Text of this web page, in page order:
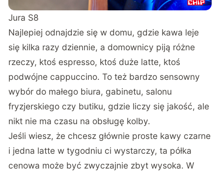
Jura S8
Najlepiej odnajdzie się w domu, gdzie kawa leje
się kilka razy dziennie, a domownicy piją różne
rzeczy, ktoś espresso, ktoś duże latte, ktoś
podwójne cappuccino. To też bardzo sensowny
wybór do małego biura, gabinetu, salonu
fryzjerskiego czy butiku, gdzie liczy się jakość, ale
nikt nie ma czasu na obsługę kolby.
Jeśli wiesz, że chcesz głównie proste kawy czarne
i jedna latte w tygodniu ci wystarczy, ta półka
cenowa może być zwyczajnie zbyt wysoka. W